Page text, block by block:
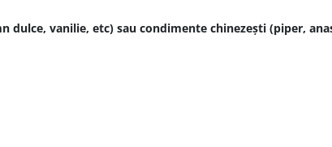
dulce, vanilie, etc) sau condimente chinezești (piper,